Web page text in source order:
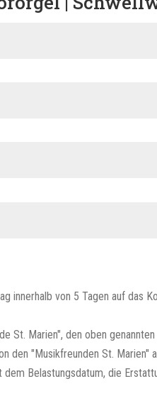
innerhalb von 5 Tagen auf das
St. Marien", den oben
den "Musikfreunden St.
dem Belastungsdatum, die